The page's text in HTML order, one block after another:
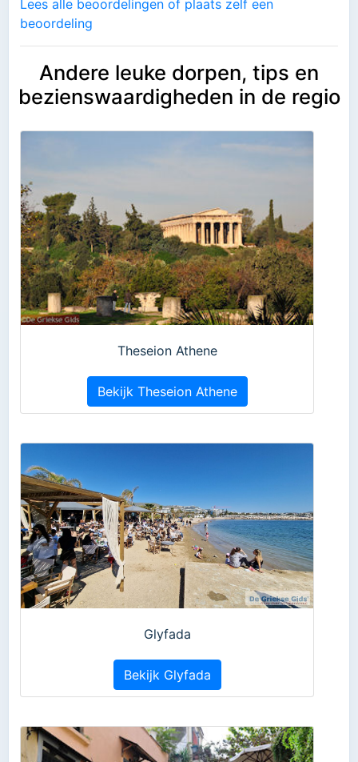
Lees alle beoordelingen of plaats zelf een
beoordeling
Andere leuke dorpen, tips en
bezienswaardigheden in de regio
Theseion Athene
Bekijk Theseion Athene
Glyfada
Bekijk Glyfada